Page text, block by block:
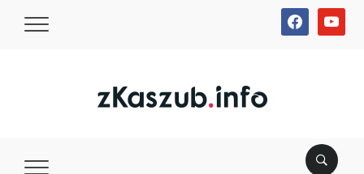
facebookyoutube